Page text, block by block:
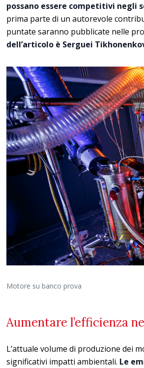
possano essere competitivi negli
prima parte di un autorevole
puntate saranno pubblicate nelle
dell’articolo è Serguei
Motore su banco prova
Aumentare l’efficienza
L’attuale volume di produzione dei
significativi impatti ambientali. Le